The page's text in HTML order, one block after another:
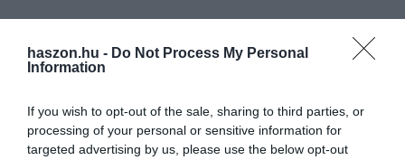
haszon.hu - Do Not Process My Personal
Information
If you wish to opt-out of the sale, sharing to third parties, or
processing of your personal or sensitive information for
targeted advertising by us, please use the below opt-out